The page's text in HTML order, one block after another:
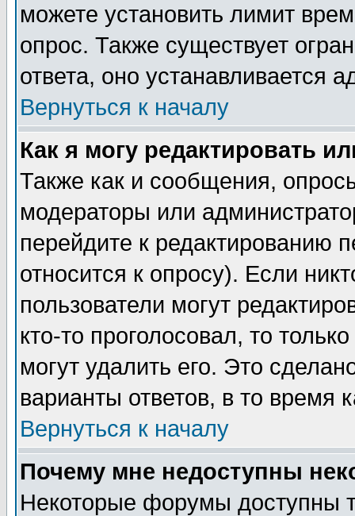
можете установить лимит
опрос. Также существует
ответа, оно устанавливается
Вернуться к началу
Как я могу редактировать
Также как и сообщения,
модераторы или
перейдите к редактированию
относится к опросу). Если
пользователи могут
кто-то проголосовал, то
могут удалить его. Это
варианты ответов, в то время
Вернуться к началу
Почему мне недоступны
Некоторые форумы доступны